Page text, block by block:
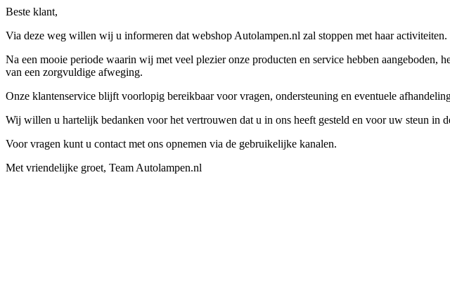
Beste klant,
Via deze weg willen wij u informeren dat webshop Autolampen.nl zal stoppen met haar activiteiten.
Na een mooie periode waarin wij met veel plezier onze producten en service hebben aangeboden,
van een zorgvuldige afweging.
Onze klantenservice blijft voorlopig bereikbaar voor vragen, ondersteuning en eventuele
Wij willen u hartelijk bedanken voor het vertrouwen dat u in ons heeft gesteld en voor uw steun in
Voor vragen kunt u contact met ons opnemen via de gebruikelijke kanalen.
Met vriendelijke groet, Team Autolampen.nl